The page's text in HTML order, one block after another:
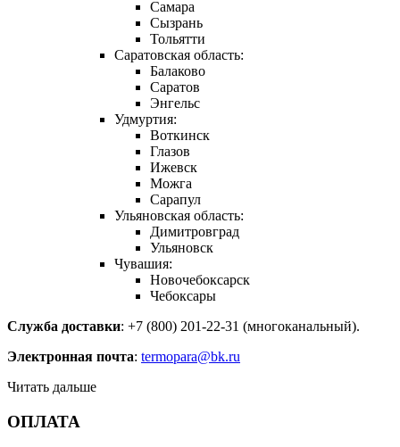
Самара
Сызрань
Тольятти
Саратовская область:
Балаково
Саратов
Энгельс
Удмуртия:
Воткинск
Глазов
Ижевск
Можга
Сарапул
Ульяновская область:
Димитровград
Ульяновск
Чувашия:
Новочебоксарск
Чебоксары
Служба доставки: +7 (800) 201-22-31 (многоканальный).
Электронная почта: termopara@bk.ru
Читать дальше
ОПЛАТА